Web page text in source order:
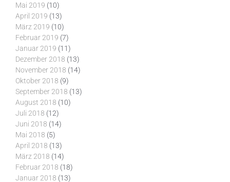
Mai 2019 (10)
April 2019 (13)
März 2019 (10)
Februar 2019 (7)
Januar 2019 (11)
Dezember 2018 (13)
November 2018 (14)
Oktober 2018 (9)
September 2018 (13)
August 2018 (10)
Juli 2018 (12)
Juni 2018 (14)
Mai 2018 (5)
April 2018 (13)
März 2018 (14)
Februar 2018 (18)
Januar 2018 (13)